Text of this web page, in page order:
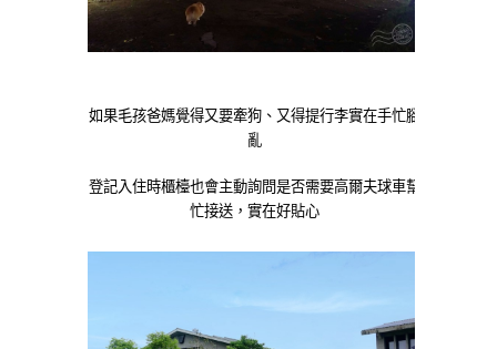
如果毛孩爸媽覺得又要牽狗、又得提行李實在手忙腳
亂
登記入住時櫃檯也會主動詢問是否需要高爾夫球車幫
忙接送，實在好貼心